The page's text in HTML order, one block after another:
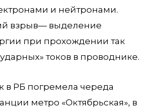
и нейтронами.
взрыв— выделение
при прохождении так
токов в проводнике.
в РБ погремела череда
метро «Октябрьская», в